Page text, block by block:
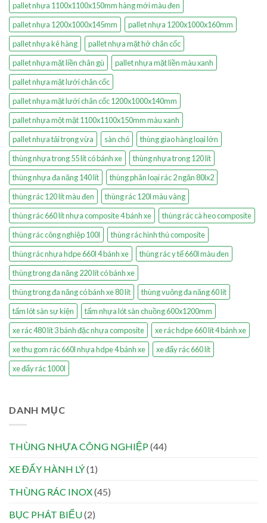
pallet nhựa 1100x1100x150mm hàng mới màu đen
pallet nhựa 1200x1000x145mm
pallet nhựa 1200x1000x160mm
pallet nhựa kê hàng
pallet nhựa mặt hở chân cốc
pallet nhựa mặt liền chân gù
pallet nhựa mặt liền màu xanh
pallet nhựa mặt lưới chân cốc
pallet nhựa mặt lưới chân cốc 1200x1000x140mm
pallet nhựa một mặt 1100x1100x150mm màu xanh
pallet nhựa tải trọng vừa
sàn chó
thùng giao hàng loại lớn
thùng nhựa trong 55 lít có bánh xe
thùng nhựa trong 120 lít
thùng nhựa đa năng 140 lít
thùng phân loại rác 2 ngăn 80lx2
thùng rác 120 lít màu đen
thùng rác 120l màu vàng
thùng rác 660 lít nhựa composite 4 bánh xe
thùng rác cà heo composite
thùng rác công nghiệp 100l
thùng rác hình thú composite
thùng rác nhựa hdpe 660l 4 bánh xe
thùng rác y tế 660l màu đen
thùng trong đa năng 220 lít có bánh xe
thùng trong đa năng có bánh xe 80 lít
thùng vuông đa năng 60 lít
tấm lót sàn sự kiện
tấm nhựa lót sàn chuồng 600x1200mm
xe rác 480 lít 3 bánh đặc nhựa composite
xe rác hdpe 660 lít 4 bánh xe
xe thu gom rác 660l nhựa hdpe 4 bánh xe
xe đẩy rác 660 lít
xe đẩy rác 1000l
DANH MỤC
THÙNG NHỰA CÔNG NGHIỆP(44)
XE ĐẨY HÀNH LÝ(1)
THÙNG RÁC INOX(45)
BỤC PHÁT BIỂU(2)